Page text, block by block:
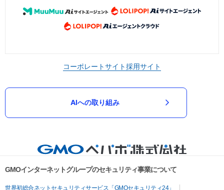
コーポレートサイト採用サイト
AIへの取り組み
GMOインターネットグループのセキュリティ事業について
世界初総合ネットセキュリティサービス「GMOセキュリティ24」